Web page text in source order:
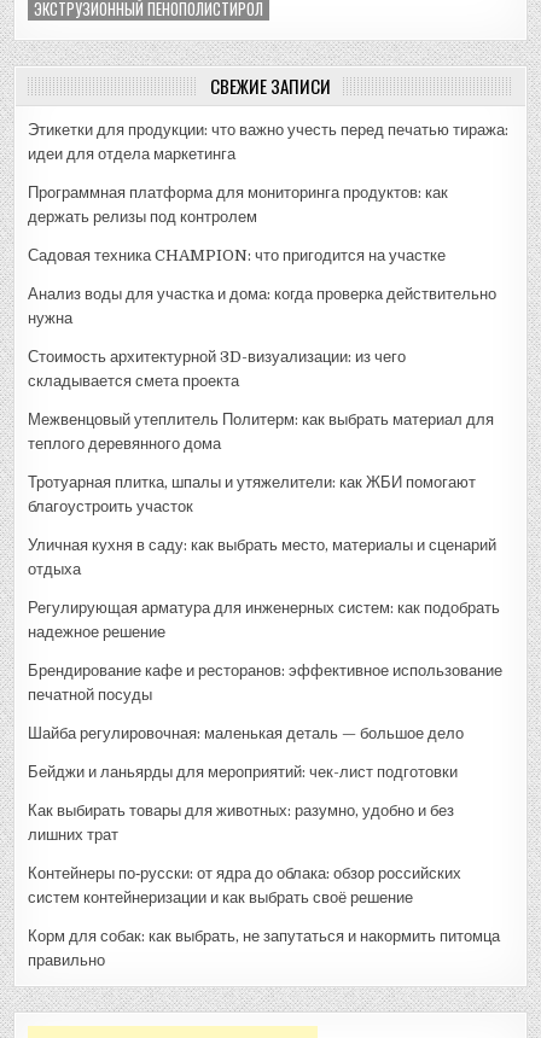
ЭКСТРУЗИОННЫЙ ПЕНОПОЛИСТИРОЛ
СВЕЖИЕ ЗАПИСИ
Этикетки для продукции: что важно учесть перед печатью тиража:
идеи для отдела маркетинга
Программная платформа для мониторинга продуктов: как
держать релизы под контролем
Садовая техника CHAMPION: что пригодится на участке
Анализ воды для участка и дома: когда проверка действительно
нужна
Стоимость архитектурной 3D-визуализации: из чего
складывается смета проекта
Межвенцовый утеплитель Политерм: как выбрать материал для
теплого деревянного дома
Тротуарная плитка, шпалы и утяжелители: как ЖБИ помогают
благоустроить участок
Уличная кухня в саду: как выбрать место, материалы и сценарий
отдыха
Регулирующая арматура для инженерных систем: как подобрать
надежное решение
Брендирование кафе и ресторанов: эффективное использование
печатной посуды
Шайба регулировочная: маленькая деталь — большое дело
Бейджи и ланьярды для мероприятий: чек-лист подготовки
Как выбирать товары для животных: разумно, удобно и без
лишних трат
Контейнеры по‑русски: от ядра до облака: обзор российских
систем контейнеризации и как выбрать своё решение
Корм для собак: как выбрать, не запутаться и накормить питомца
правильно